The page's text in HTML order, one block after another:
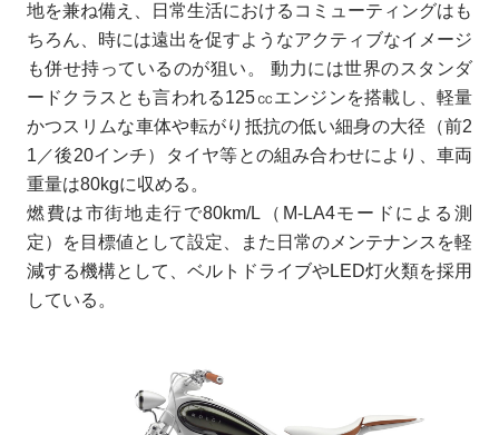
地を兼ね備え、日常生活におけるコミューティングはも
ちろん、時には遠出を促すようなアクティブなイメージ
も併せ持っているのが狙い。 動力には世界のスタンダ
ードクラスとも言われる125㏄エンジンを搭載し、軽量
かつスリムな車体や転がり抵抗の低い細身の大径（前2
1／後20インチ）タイヤ等との組み合わせにより、車両
重量は80kgに収める。
燃費は市街地走行で80km/L（M-LA4モードによる測
定）を目標値として設定、また日常のメンテナンスを軽
減する機構として、ベルトドライブやLED灯火類を採用
している。